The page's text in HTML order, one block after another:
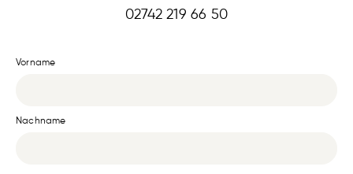
02742 219 66 50
Vorname
Nachname